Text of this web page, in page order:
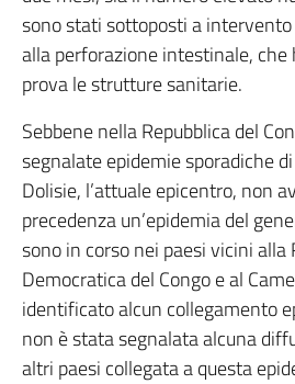
sono stati sottoposti a
alla perforazione intestinale, che
prova le strutture sanitarie.
Sebbene nella Repubblica del
segnalate epidemie sporadiche
Dolisie, l’attuale epicentro, non
precedenza un’epidemia del
sono in corso nei paesi vicini alla
Democratica del Congo e al
identificato alcun collegamento
non è stata segnalata alcuna
altri paesi collegata a questa